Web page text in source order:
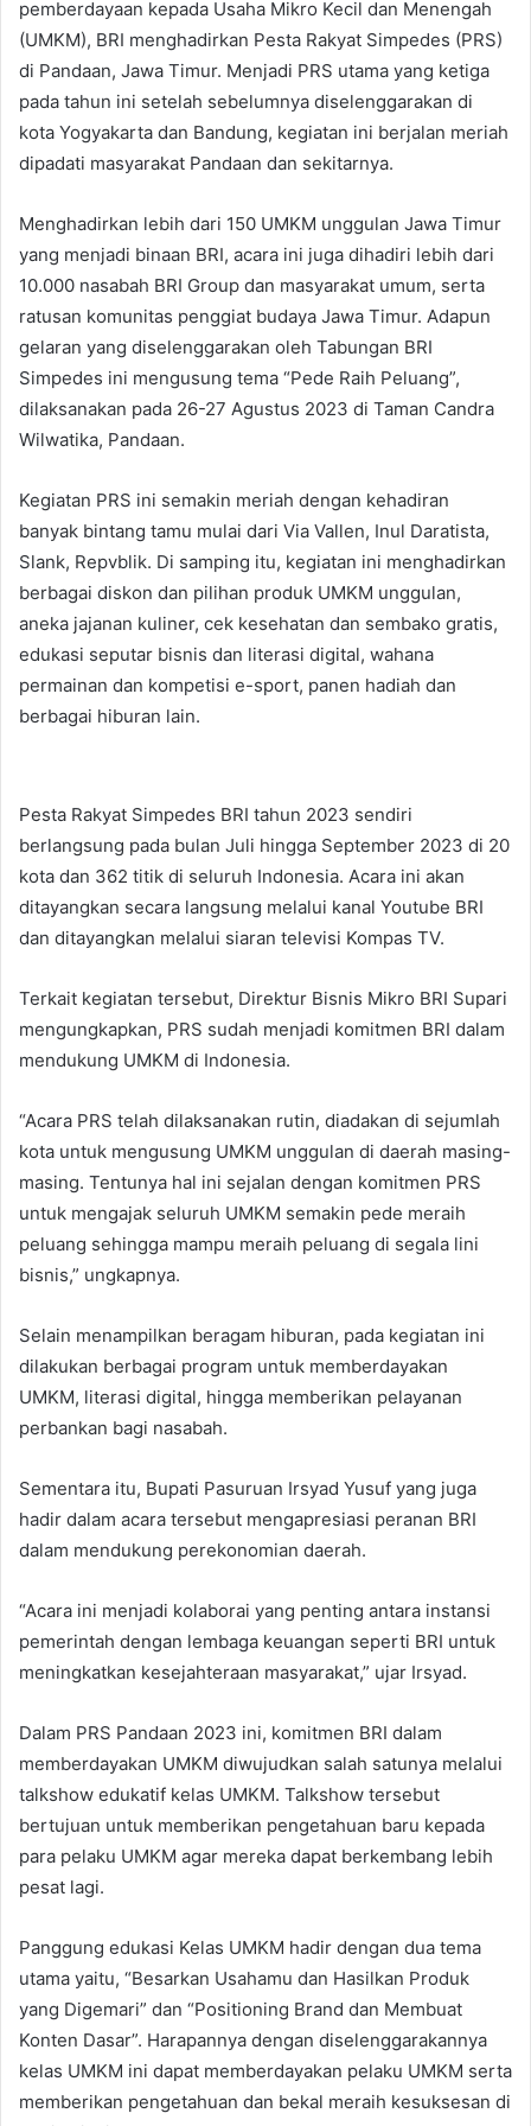
pemberdayaan kepada Usaha Mikro Kecil dan Menengah
(UMKM), BRI menghadirkan Pesta Rakyat Simpedes (PRS)
di Pandaan, Jawa Timur. Menjadi PRS utama yang ketiga
pada tahun ini setelah sebelumnya diselenggarakan di
kota Yogyakarta dan Bandung, kegiatan ini berjalan meriah
dipadati masyarakat Pandaan dan sekitarnya.
Menghadirkan lebih dari 150 UMKM unggulan Jawa Timur
yang menjadi binaan BRI, acara ini juga dihadiri lebih dari
10.000 nasabah BRI Group dan masyarakat umum, serta
ratusan komunitas penggiat budaya Jawa Timur. Adapun
gelaran yang diselenggarakan oleh Tabungan BRI
Simpedes ini mengusung tema “Pede Raih Peluang”,
dilaksanakan pada 26-27 Agustus 2023 di Taman Candra
Wilwatika, Pandaan.
Kegiatan PRS ini semakin meriah dengan kehadiran
banyak bintang tamu mulai dari Via Vallen, Inul Daratista,
Slank, Repvblik. Di samping itu, kegiatan ini menghadirkan
berbagai diskon dan pilihan produk UMKM unggulan,
aneka jajanan kuliner, cek kesehatan dan sembako gratis,
edukasi seputar bisnis dan literasi digital, wahana
permainan dan kompetisi e-sport, panen hadiah dan
berbagai hiburan lain.
Pesta Rakyat Simpedes BRI tahun 2023 sendiri
berlangsung pada bulan Juli hingga September 2023 di 20
kota dan 362 titik di seluruh Indonesia. Acara ini akan
ditayangkan secara langsung melalui kanal Youtube BRI
dan ditayangkan melalui siaran televisi Kompas TV.
Terkait kegiatan tersebut, Direktur Bisnis Mikro BRI Supari
mengungkapkan, PRS sudah menjadi komitmen BRI dalam
mendukung UMKM di Indonesia.
“Acara PRS telah dilaksanakan rutin, diadakan di sejumlah
kota untuk mengusung UMKM unggulan di daerah masing-
masing. Tentunya hal ini sejalan dengan komitmen PRS
untuk mengajak seluruh UMKM semakin pede meraih
peluang sehingga mampu meraih peluang di segala lini
bisnis,” ungkapnya.
Selain menampilkan beragam hiburan, pada kegiatan ini
dilakukan berbagai program untuk memberdayakan
UMKM, literasi digital, hingga memberikan pelayanan
perbankan bagi nasabah.
Sementara itu, Bupati Pasuruan Irsyad Yusuf yang juga
hadir dalam acara tersebut mengapresiasi peranan BRI
dalam mendukung perekonomian daerah.
“Acara ini menjadi kolaborai yang penting antara instansi
pemerintah dengan lembaga keuangan seperti BRI untuk
meningkatkan kesejahteraan masyarakat,” ujar Irsyad.
Dalam PRS Pandaan 2023 ini, komitmen BRI dalam
memberdayakan UMKM diwujudkan salah satunya melalui
talkshow edukatif kelas UMKM. Talkshow tersebut
bertujuan untuk memberikan pengetahuan baru kepada
para pelaku UMKM agar mereka dapat berkembang lebih
pesat lagi.
Panggung edukasi Kelas UMKM hadir dengan dua tema
utama yaitu, “Besarkan Usahamu dan Hasilkan Produk
yang Digemari” dan “Positioning Brand dan Membuat
Konten Dasar”. Harapannya dengan diselenggarakannya
kelas UMKM ini dapat memberdayakan pelaku UMKM serta
memberikan pengetahuan dan bekal meraih kesuksesan di